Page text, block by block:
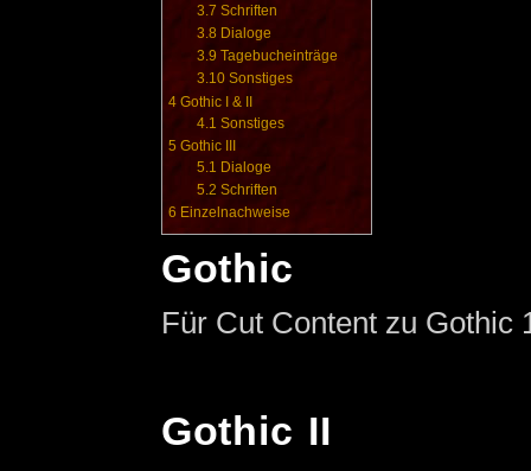
3.7 Schriften
3.8 Dialoge
3.9 Tagebucheinträge
3.10 Sonstiges
4 Gothic I & II
4.1 Sonstiges
5 Gothic III
5.1 Dialoge
5.2 Schriften
6 Einzelnachweise
Gothic
Für Cut Content zu Gothic
Gothic II